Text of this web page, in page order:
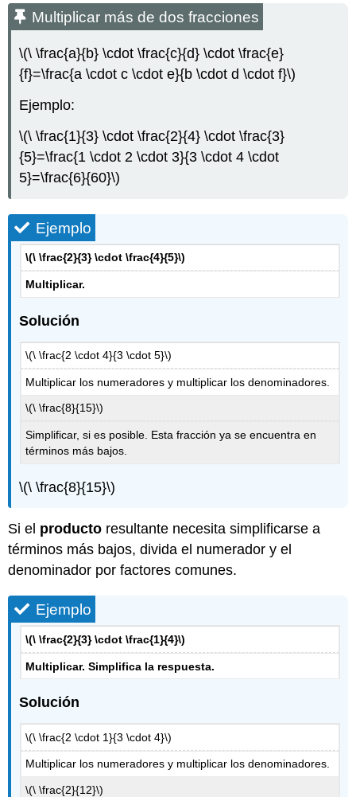
Multiplicar más de dos fracciones
\(\ \frac{a}{b} \cdot \frac{c}{d} \cdot \frac{e}
{f}=\frac{a \cdot c \cdot e}{b \cdot d \cdot f}\)
Ejemplo:
\(\ \frac{1}{3} \cdot \frac{2}{4} \cdot \frac{3}
{5}=\frac{1 \cdot 2 \cdot 3}{3 \cdot 4 \cdot
5}=\frac{6}{60}\)
Ejemplo
\(\ \frac{2}{3} \cdot \frac{4}{5}\)
Multiplicar.
Solución
\(\ \frac{2 \cdot 4}{3 \cdot 5}\)
Multiplicar los numeradores y multiplicar los denominadores.
\(\ \frac{8}{15}\)
Simplificar, si es posible. Esta fracción ya se encuentra en
términos más bajos.
\(\ \frac{8}{15}\)
Si el producto resultante necesita simplificarse a
términos más bajos, divida el numerador y el
denominador por factores comunes.
Ejemplo
\(\ \frac{2}{3} \cdot \frac{1}{4}\)
Multiplicar. Simplifica la respuesta.
Solución
\(\ \frac{2 \cdot 1}{3 \cdot 4}\)
Multiplicar los numeradores y multiplicar los denominadores.
\(\ \frac{2}{12}\)